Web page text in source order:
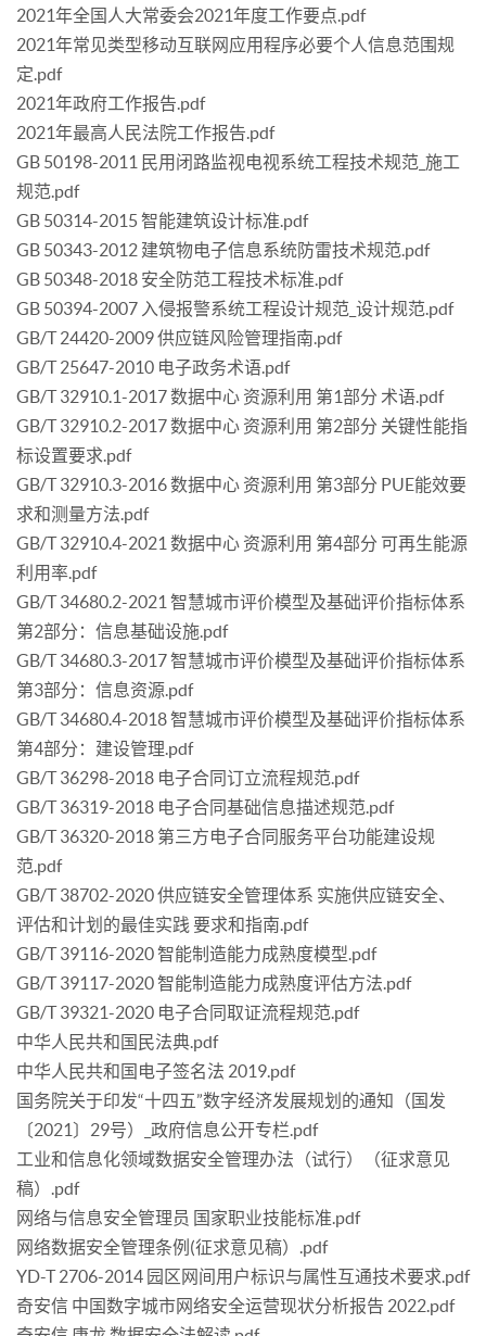
2021年全国人大常委会2021年度工作要点.pdf
2021年常见类型移动互联网应用程序必要个人信息范围规
定.pdf
2021年政府工作报告.pdf
2021年最高人民法院工作报告.pdf
GB 50198-2011 民用闭路监视电视系统工程技术规范_施工
规范.pdf
GB 50314-2015 智能建筑设计标准.pdf
GB 50343-2012 建筑物电子信息系统防雷技术规范.pdf
GB 50348-2018 安全防范工程技术标准.pdf
GB 50394-2007 入侵报警系统工程设计规范_设计规范.pdf
GB/T 24420-2009 供应链风险管理指南.pdf
GB/T 25647-2010 电子政务术语.pdf
GB/T 32910.1-2017 数据中心 资源利用 第1部分 术语.pdf
GB/T 32910.2-2017 数据中心 资源利用 第2部分 关键性能指
标设置要求.pdf
GB/T 32910.3-2016 数据中心 资源利用 第3部分 PUE能效要
求和测量方法.pdf
GB/T 32910.4-2021 数据中心 资源利用 第4部分 可再生能源
利用率.pdf
GB/T 34680.2-2021 智慧城市评价模型及基础评价指标体系
第2部分：信息基础设施.pdf
GB/T 34680.3-2017 智慧城市评价模型及基础评价指标体系
第3部分：信息资源.pdf
GB/T 34680.4-2018 智慧城市评价模型及基础评价指标体系
第4部分：建设管理.pdf
GB/T 36298-2018 电子合同订立流程规范.pdf
GB/T 36319-2018 电子合同基础信息描述规范.pdf
GB/T 36320-2018 第三方电子合同服务平台功能建设规
范.pdf
GB/T 38702-2020 供应链安全管理体系 实施供应链安全、
评估和计划的最佳实践 要求和指南.pdf
GB/T 39116-2020 智能制造能力成熟度模型.pdf
GB/T 39117-2020 智能制造能力成熟度评估方法.pdf
GB/T 39321-2020 电子合同取证流程规范.pdf
中华人民共和国民法典.pdf
中华人民共和国电子签名法 2019.pdf
国务院关于印发“十四五”数字经济发展规划的通知（国发
〔2021〕29号）_政府信息公开专栏.pdf
工业和信息化领域数据安全管理办法（试行）（征求意见
稿）.pdf
网络与信息安全管理员 国家职业技能标准.pdf
网络数据安全管理条例(征求意见稿）.pdf
YD-T 2706-2014 园区网间用户标识与属性互通技术要求.pdf
奇安信 中国数字城市网络安全运营现状分析报告 2022.pdf